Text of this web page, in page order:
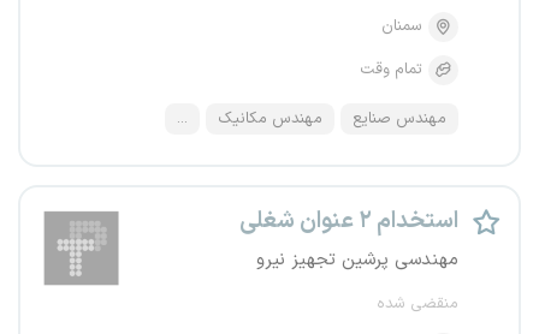
سمنان
تمام وقت
مهندس صنایع مهندس مکانیک ...
استخدام ۲ عنوان شغلی
مهندسی پرشین تجهیز نیرو
منقضی شده